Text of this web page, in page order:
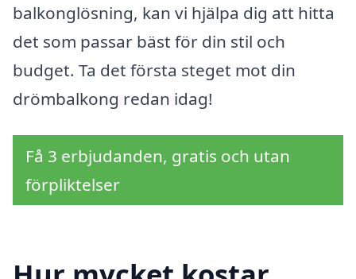
balkonglösning, kan vi hjälpa dig att hitta
det som passar bäst för din stil och
budget. Ta det första steget mot din
drömbalkong redan idag!
Få 3 erbjudanden, gratis och utan
förpliktelser